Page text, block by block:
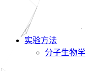
实验方法
分子生物学